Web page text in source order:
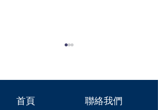
首頁
聯絡我們